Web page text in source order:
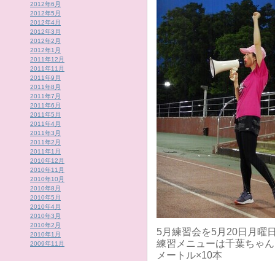
2012年6月
2012年5月
2012年4月
2012年3月
2012年2月
2012年1月
2011年12月
2011年11月
2011年9月
2011年8月
2011年7月
2011年6月
2011年5月
2011年4月
2011年3月
2011年2月
2011年1月
2010年12月
2010年11月
2010年10月
2010年8月
2010年5月
2010年4月
2010年3月
2010年2月
2010年1月
2009年11月
5月練習会を5月20日月曜
練習メニューは千葉ちゃ
メートル×10本